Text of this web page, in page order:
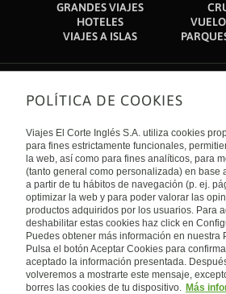
GRANDES VIAJES
HOTELES
VIAJES A ISLAS
Sobre nosotros
Quiénes somos
Financiación
Sostenibilidad
Turismo accesible
Tarjeta El Corte Inglés
Trabaja con nosotros
El Corte Inglés
Canal Ético
Enlaces de interés
Guías de viaje
Catálogos
Auto check-in
Condiciones Generales
Política de privacidad
Política de cookies
Accesibilidad
Empresas/ Grupos
Internacional
España
Visita nuestro blog
Blog de Viajes el Corte inglés
POLÍTICA DE COOKIES
Viajes El Corte Inglés S.A. utiliza cookies
para fines estrictamente funcionales,
la web, así como para fines analíticos, para
(tanto general como personalizada) en base
a partir de tu hábitos de navegación (p. ej.
optimizar la web y para poder valorar las
productos adquiridos por los usuarios. Para
deshabilitar estas cookies haz click en
Puedes obtener más información en nuestra
Pulsa el botón Aceptar Cookies para
aceptado la información presentada.
volveremos a mostrarte este mensaje,
borres las cookies de tu dispositivo. Más